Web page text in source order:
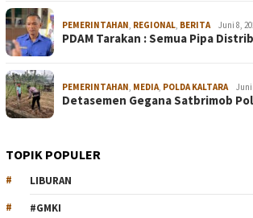
PEMERINTAHAN REGIONAL BERITA Juni 8,
PDAM Tarakan : Semua Pipa
PEMERINTAHAN MEDIA POLDA KALTARA Juni
Detasemen Gegana Satbrimob
TOPIK POPULER
LIBURAN
#GMKI